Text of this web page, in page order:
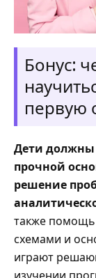
Бонус:
первую
Дети должны
прочной
решение
также помощь
схемами и
играют